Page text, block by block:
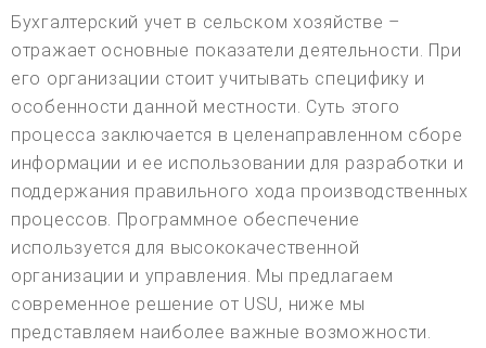
Бухгалтерский учет в сельском хозяйстве –
отражает основные показатели деятельности. При
его организации стоит учитывать специфику и
особенности данной местности. Суть этого
процесса заключается в целенаправленном сборе
информации и ее использовании для разработки и
поддержания правильного хода производственных
процессов. Программное обеспечение
используется для высококачественной
организации и управления. Мы предлагаем
современное решение от USU, ниже мы
представляем наиболее важные возможности.